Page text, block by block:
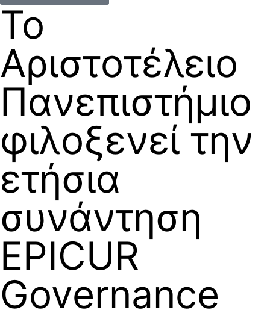
Το
Αριστοτέλειο
Πανεπιστήμιο
φιλοξενεί την
ετήσια
συνάντηση
EPICUR
Governance